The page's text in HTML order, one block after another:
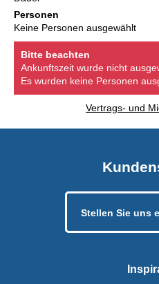
Personen
Keine Personen ausgewählt
Bitte beachten
Ankunftszeit wurde nicht
Es wurden keine Personen
Vertrags- und
Stellen Sie uns